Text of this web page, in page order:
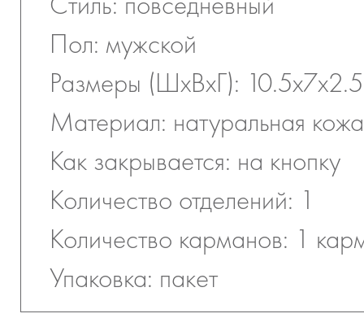
Пол: мужской
Размеры (ШхВхГ):
Материал: натуральная кожа
Как закрывается: на кнопку
Количество отделений: 1
Количество карманов: 1
Упаковка: пакет